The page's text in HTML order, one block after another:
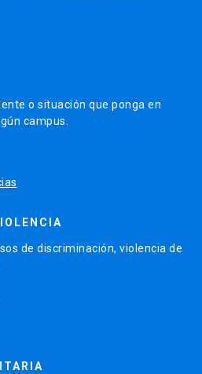
o situación que ponga en
campus.
de discriminación, violencia de